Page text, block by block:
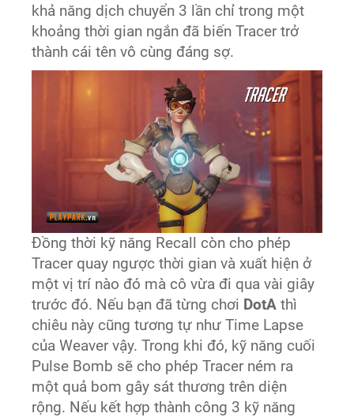
khả năng dịch chuyển 3 lần chỉ trong một
khoảng thời gian ngắn đã biến Tracer trở
thành cái tên vô cùng đáng sợ.
Đồng thời kỹ năng Recall còn cho phép
Tracer quay ngược thời gian và xuất hiện ở
một vị trí nào đó mà cô vừa đi qua vài giây
trước đó. Nếu bạn đã từng chơi DotA thì
chiêu này cũng tương tự như Time Lapse
của Weaver vậy. Trong khi đó, kỹ năng cuối
Pulse Bomb sẽ cho phép Tracer ném ra
một quả bom gây sát thương trên diện
rộng. Nếu kết hợp thành công 3 kỹ năng